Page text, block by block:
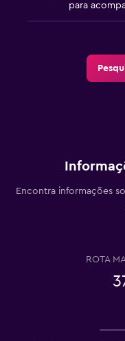
para
Encontra informações
ROTA